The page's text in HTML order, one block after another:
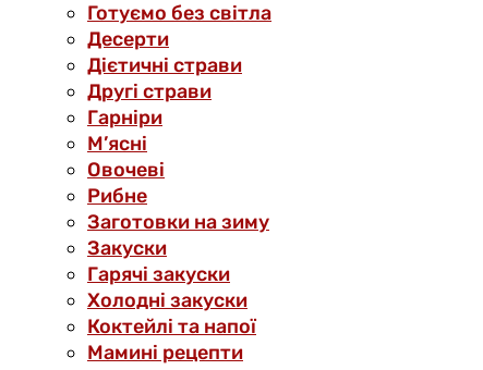
Готуємо без світла
Десерти
Дієтичні страви
Другі страви
Гарніри
М’ясні
Овочеві
Рибне
Заготовки на зиму
Закуски
Гарячі закуски
Холодні закуски
Коктейлі та напої
Мамині рецепти